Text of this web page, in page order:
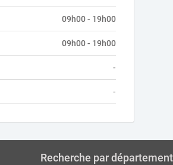
09h00 - 19h00
09h00 - 19h00
-
-
Recherche par département